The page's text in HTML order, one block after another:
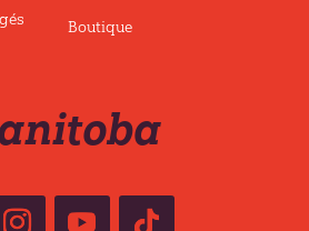
Boutique